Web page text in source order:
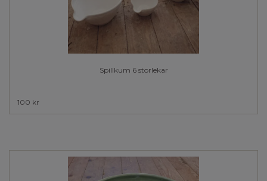
Spillkum 6 storlekar
100 kr